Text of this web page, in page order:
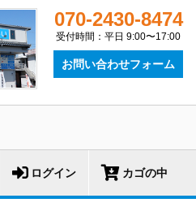
070-2430-8474
受付時間：平日 9:00〜17:00
お問い合わせフォーム
ログイン カゴの中